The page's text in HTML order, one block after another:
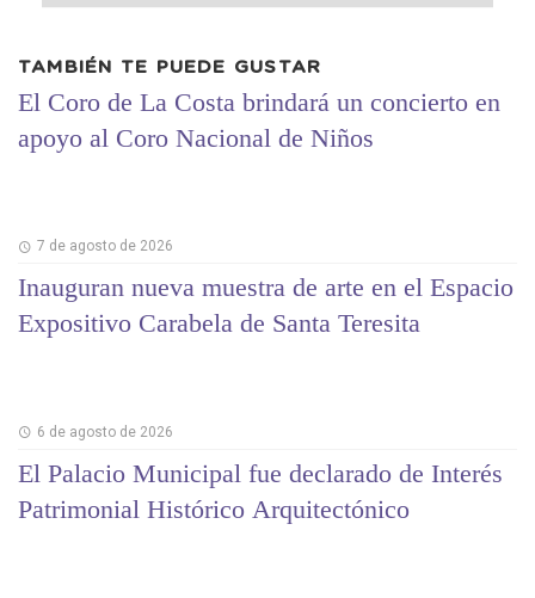
TAMBIÉN TE PUEDE GUSTAR
El Coro de La Costa brindará un concierto en
apoyo al Coro Nacional de Niños
7 de agosto de 2026
Inauguran nueva muestra de arte en el Espacio
Expositivo Carabela de Santa Teresita
6 de agosto de 2026
El Palacio Municipal fue declarado de Interés
Patrimonial Histórico Arquitectónico